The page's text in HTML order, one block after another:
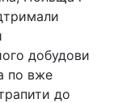
добудови
по вже
до